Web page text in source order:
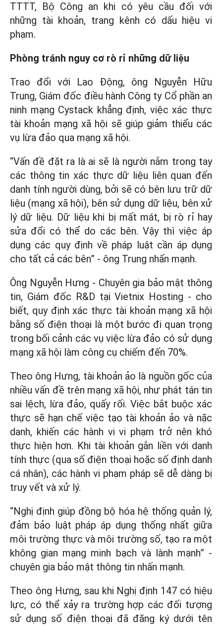
TTTT, Bộ Công an khi có yêu cầu đối với
những tài khoản, trang kênh có dấu hiệu vi
phạm.
Phòng tránh nguy cơ rò rỉ những dữ liệu
Trao đổi với Lao Động, ông Nguyễn Hữu
Trung, Giám đốc điều hành Công ty Cổ phần an
ninh mạng Cystack khẳng định, việc xác thực
tài khoản mạng xã hội sẽ giúp giảm thiểu các
vụ lừa đảo qua mạng xã hội.
“Vấn đề đặt ra là ai sẽ là người nắm trong tay
các thông tin xác thực dữ liệu liên quan đến
danh tính người dùng, bởi sẽ có bên lưu trữ dữ
liệu (mạng xã hội), bên sử dụng dữ liệu, bên xử
lý dữ liệu. Dữ liệu khi bị mất mát, bị rò rỉ hay
sửa đổi có thể do các bên. Vậy thì việc áp
dụng các quy định về pháp luật cần áp dụng
cho tất cả các bên” - ông Trung nhấn mạnh.
Ông Nguyễn Hưng - Chuyên gia bảo mật thông
tin, Giám đốc R&D tại Vietnix Hosting - cho
biết, quy định xác thực tài khoản mạng xã hội
bằng số điện thoại là một bước đi quan trọng
trong bối cảnh các vụ việc lừa đảo có sử dụng
mạng xã hội làm công cụ chiếm đến 70%.
Theo ông Hưng, tài khoản ảo là nguồn gốc của
nhiều vấn đề trên mạng xã hội, như phát tán tin
sai lệch, lừa đảo, quấy rối. Việc bắt buộc xác
thực sẽ hạn chế việc tạo tài khoản ảo và nặc
danh, khiến các hành vi vi phạm trở nên khó
thực hiện hơn. Khi tài khoản gắn liền với danh
tính thực (qua số điện thoại hoặc số định danh
cá nhân), các hành vi phạm pháp sẽ dễ dàng bị
truy vết và xử lý.
“Nghị định giúp đồng bộ hóa hệ thống quản lý,
đảm bảo luật pháp áp dụng thống nhất giữa
môi trường thực và môi trường số, tạo ra một
không gian mạng minh bạch và lành mạnh” -
chuyên gia bảo mật thông tin nhấn mạnh.
Theo ông Hưng, sau khi Nghị định 147 có hiệu
lực, có thể xảy ra trường hợp các đối tượng
sử dụng số điện thoại đã đăng ký dưới tên